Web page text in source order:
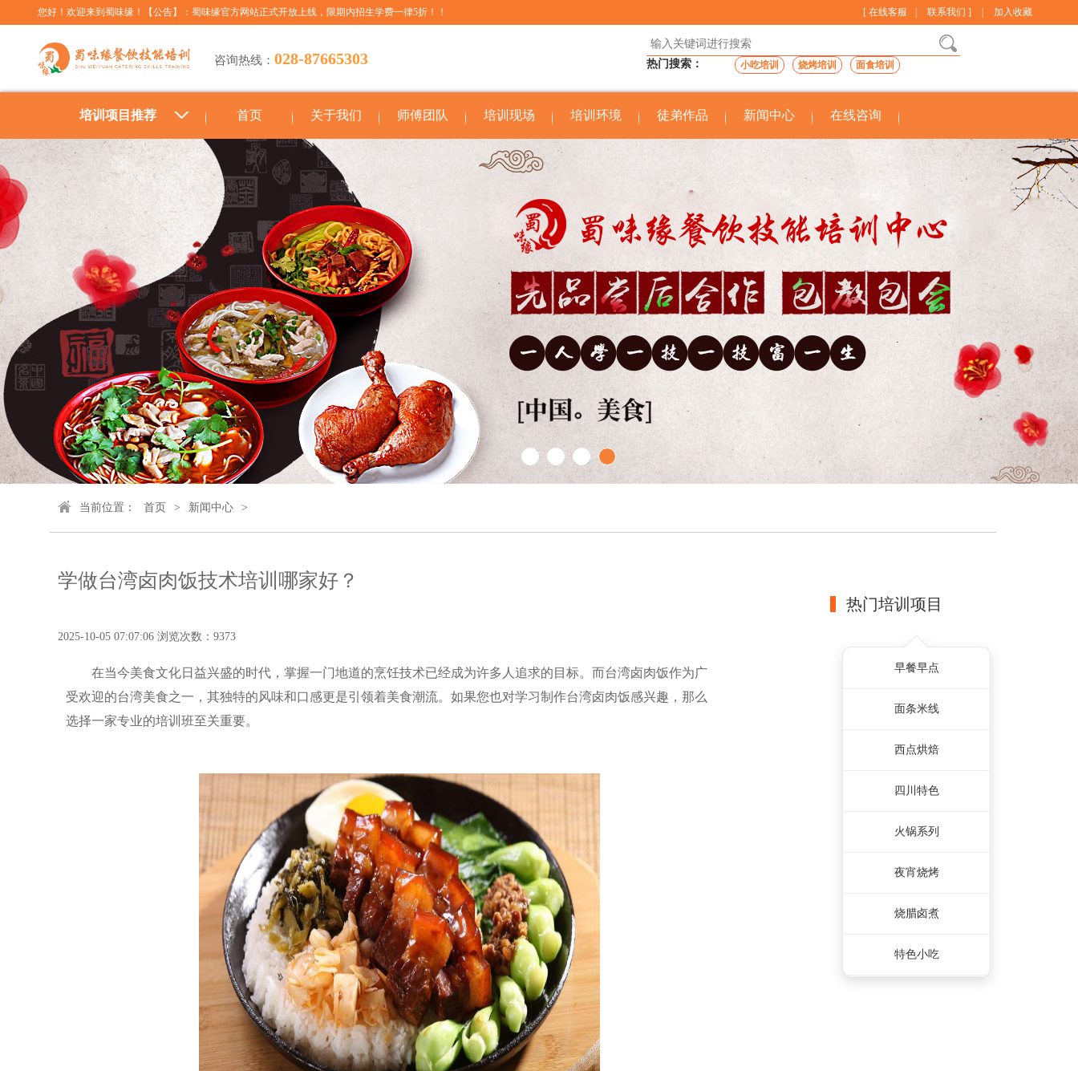
您好！欢迎来到蜀味缘！【公告】：蜀味缘官方网站正式开放上线，限期内招生学费一律5折！！ [ 在线客服 联系我们 ] 加入收藏
咨询热线： 028-87665303 热门搜索： 小吃培训 烧烤培训 面食培训
培训项目推荐 首页 关于我们 师傅团队 培训现场 培训环境 徒弟作品 新闻中心 在线咨询
当前位置： 首页 > 新闻中心 >
学做台湾卤肉饭技术培训哪家好？
2025-10-05 07:07:06 浏览次数：9373
在当今美食文化日益兴盛的时代，掌握一门地道的烹饪技术已经成为许多人追求的目标。而台湾卤肉饭作为广
受欢迎的台湾美食之一，其独特的风味和口感更是引领着美食潮流。如果您也对学习制作台湾卤肉饭感兴趣，那么
选择一家专业的培训班至关重要。
热门培训项目
早餐早点
面条米线
西点烘焙
四川特色
火锅系列
夜宵烧烤
烧腊卤煮
特色小吃